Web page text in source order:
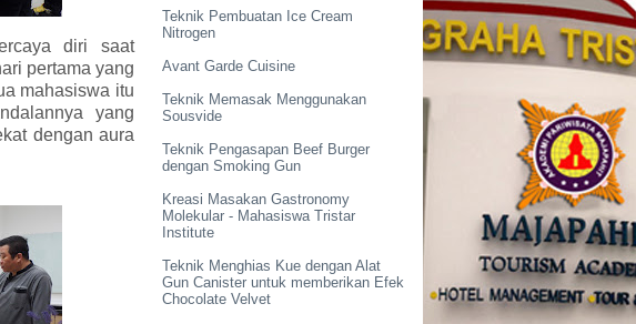
diri saat
pertama yang
mahasiswa itu
yang
dengan aura
Teknik Pembuatan Ice Cream
Nitrogen
Avant Garde Cuisine
Teknik Memasak Menggunakan
Sousvide
Teknik Pengasapan Beef Burger
dengan Smoking Gun
Kreasi Masakan Gastronomy
Molekular - Mahasiswa Tristar
Institute
Teknik Menghias Kue dengan Alat
Gun Canister untuk memberikan Efek
Chocolate Velvet